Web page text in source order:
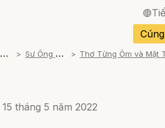
English / Tiếng Anh
Français / Tiếng Pháp
Deutsch / Tiếng Đức
T
uyển Tập Thơ Nhất Hạnh S
ư Ông Đọc
15 tháng 5 năm 2022